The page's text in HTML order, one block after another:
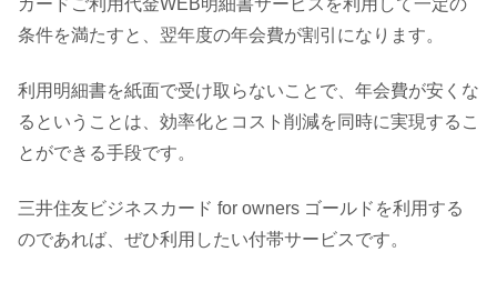
条件を満たすと、翌年度の年会費が割引になります。
利用明細書を紙面で受け取らないことで、年会費が安くな
るということは、効率化とコスト削減を同時に実現するこ
とができる手段です。
三井住友ビジネスカード for owners ゴールドを利用する
のであれば、ぜひ利用したい付帯サービスです。